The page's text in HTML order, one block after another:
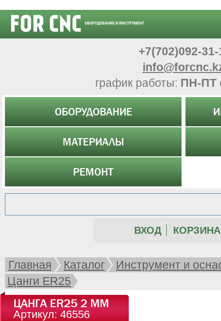
+7(702)092-31-
график работы: ПН-ПТ
ОБОРУДОВАНИЕ
МАТЕРИАЛЫ
РЕМОНТ
ВХОД КОРЗИНА
Главная Каталог
Инструмент и
Цанги ER25
ЦАНГА ER25 2 ММ
Артикул: 46556